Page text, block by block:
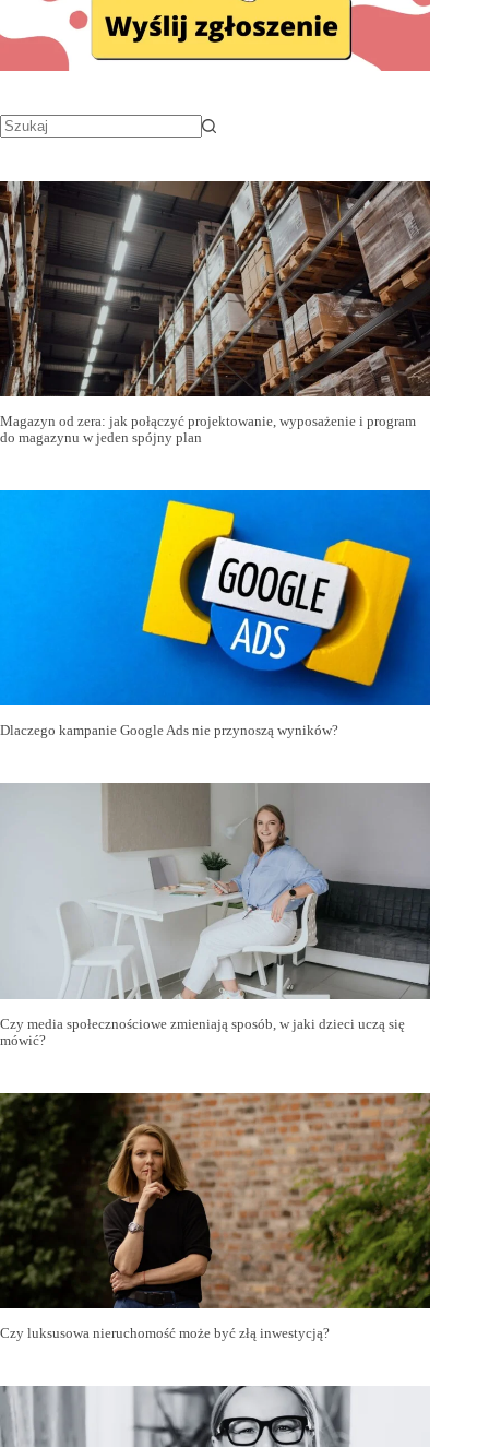
Magazyn od zera: jak połączyć projektowanie, wyposażenie i program
do magazynu w jeden spójny plan
Dlaczego kampanie Google Ads nie przynoszą wyników?
Czy media społecznościowe zmieniają sposób, w jaki dzieci uczą się
mówić?
Czy luksusowa nieruchomość może być złą inwestycją?